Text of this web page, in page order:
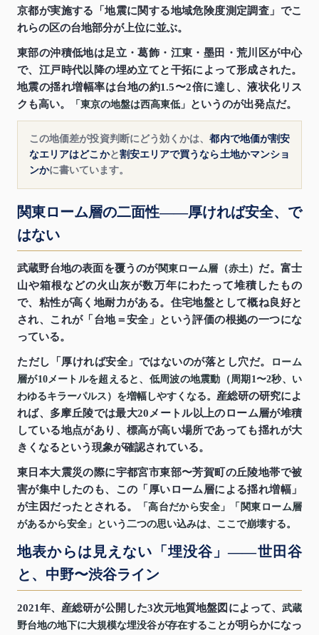
京都が実施する「地震に関する地域危険度測定調査」でこ
れらの区の台地部分が上位に並ぶ。
東部の沖積低地は足立・葛飾・江東・墨田・荒川区が中心
で、江戸時代以降の埋め立てと干拓によって形成された。
地震の揺れ増幅率は台地の約1.5〜2倍に達し、液状化リス
クも高い。
「東京の地盤は西高東低」 というのが出発点だ。
この地価差が投資判断にどう効くかは、都内で地価が割安
なエリアはどこかと割安エリアで買うなら土地かマンショ
ンかに書いています。
関東ローム層の二面性——厚ければ安全、で
はない
武蔵野台地の表面を覆うのが関東ローム層（赤土） だ。富士
山や箱根などの火山灰が数万年にわたって堆積したもの
で、粘性が高く地耐力がある。住宅地盤として概ね良好と
され、これが「台地＝安全」という評価の根拠の一つにな
っている。
ただし「厚ければ安全」ではないのが落とし穴だ。
ローム
層が10メートルを超えると、低周波の地震動（周期1〜2秒、い
わゆるキラーパルス）を増幅しやすくなる。 産総研の研究によ
れば、多摩丘陵では最大20メートル以上のローム層が堆積
している地点があり、標高が高い場所であっても揺れが大
きくなるという現象が確認されている。
東日本大震災の際に宇都宮市東部〜芳賀町の丘陵地帯で被
害が集中したのも、この「厚いローム層による揺れ増幅」
が主因だったとされる。
「高台だから安全」「関東ローム層
があるから安全」という二つの思い込みは、ここで崩壊する。
地表からは見えない「埋没谷」——世田谷
と、中野〜渋谷ライン
2021年、産総研が公開した3次元地質地盤図によって、 武蔵
野台地の地下に大規模な埋没谷が存在することが明らかになっ